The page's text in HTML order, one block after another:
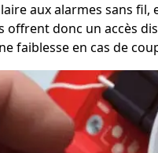
aux alarmes sans
donc un accès
faiblesse en cas de